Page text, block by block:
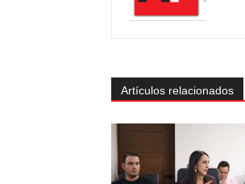
Artículos relacionados